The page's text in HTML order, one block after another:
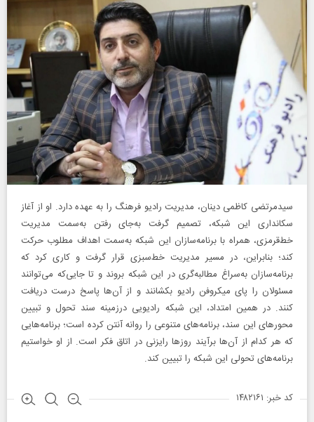
سیدمرتضی کاظمی دینان، مدیریت رادیو فرهنگ را به عهده دارد. او از آغاز
سکانداری این شبکه، تصمیم گرفت به‌جای رفتن به‌سمت مدیریت
خط‌قرمزی، همراه با برنامه‌سازان این شبکه به‌سمت اهداف مطلوب حرکت
کند؛ بنابراین، در مسیر مدیریت خط‌سبزی قرار گرفت و کاری کرد که
برنامه‌سازان به‌سراغ مطالبه‌گری در این شبکه بروند و تا جایی‌که می‌توانند
مسئولان را پای میکروفن رادیو بکشانند و از آن‌ها پاسخ درست دریافت
کنند. در همین امتداد، این شبکه رادیویی درزمینه سند تحول و تبیین
محور‌های این سند، برنامه‌های متنوعی را روانه آنتن کرده است؛ برنامه‌هایی
که هر کدام از آن‌ها برآیند روز‌ها رایزنی در اتاق فکر است. از او خواستیم
برنامه‌های تحولی این شبکه را تبیین کند.
کد خبر: ۱۴۸۲۱۶۱